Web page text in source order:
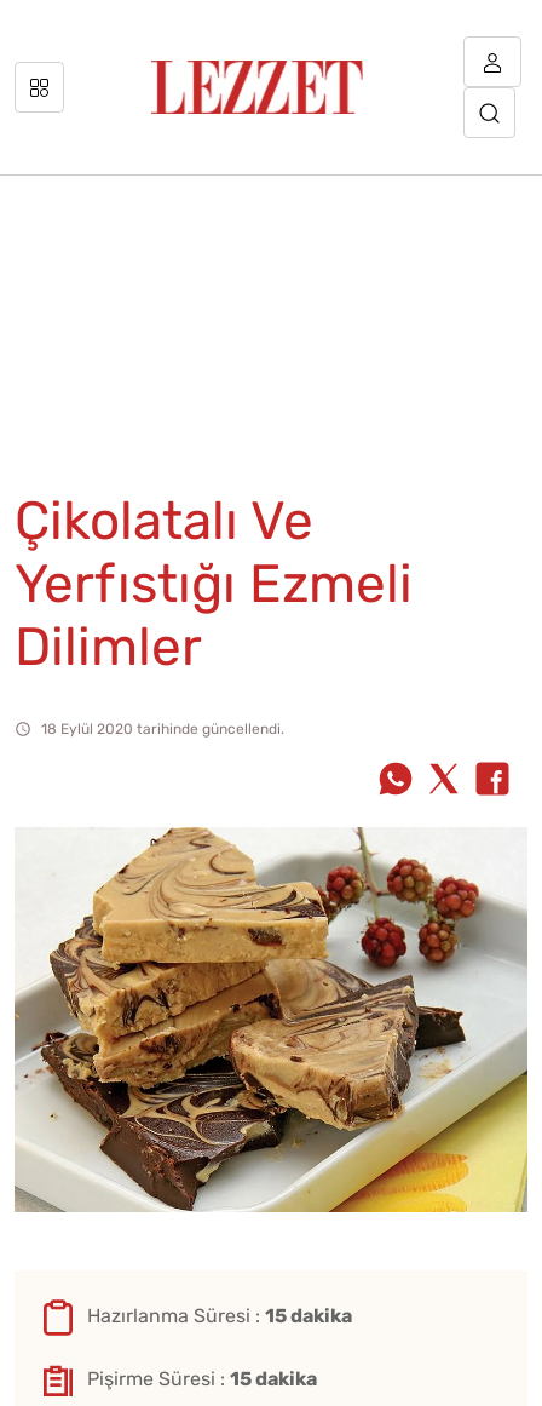
Çikolatalı Ve
Yerfıstığı Ezmeli
Dilimler
18 Eylül 2020 tarihinde güncellendi.
Hazırlanma Süresi : 15 dakika
Pişirme Süresi : 15 dakika